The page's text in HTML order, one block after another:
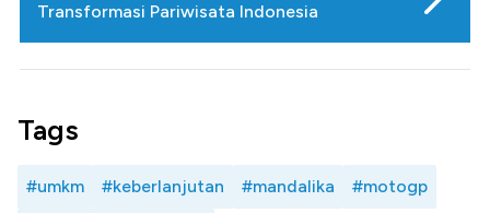
Transformasi Pariwisata Indonesia
Tags
#umkm #keberlanjutan #mandalika #motogp